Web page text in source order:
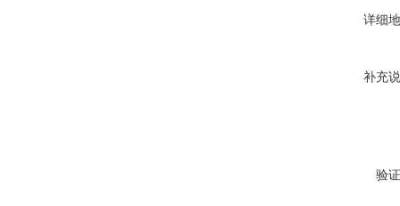
详细
补充
验